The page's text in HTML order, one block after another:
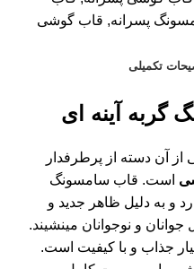
پسرانه, قاب گوشی
تکمیلی
گربه آینه ای
آن دسته از پرطرفدار
است. قاب سامسونگ
و به دلیل ظاهر جدید و
و نوجوانان مینشیند.
جذاب و با کیفیت است.